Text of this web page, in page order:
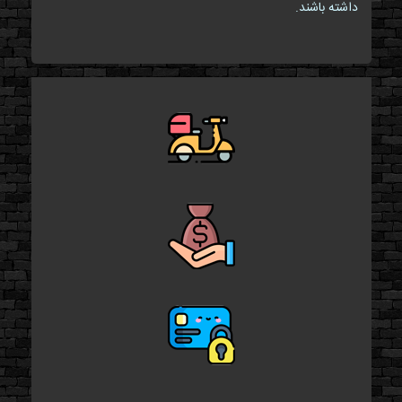
داشته باشند.